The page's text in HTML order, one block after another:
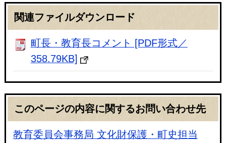
関連ファイルダウンロード
町長・教育長コメント [PDF形式／
358.79KB]
このページの内容に関するお問い合わせ先
教育委員会事務局 文化財保護・町史担当